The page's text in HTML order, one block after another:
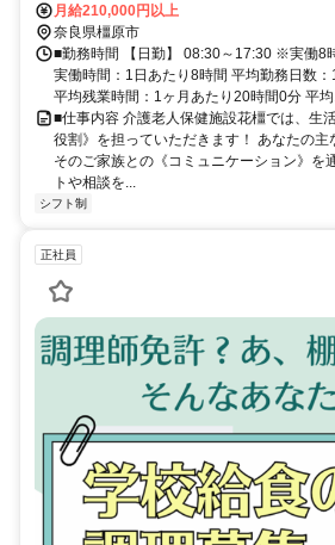
月給210,000円以上
奈良県橿原市
■勤務時間 【日勤】 08:30～17:30 ※実働8
実働時間：1日あたり8時間 平均勤務日数
平均残業時間：1ヶ月あたり20時間0分 平
■仕事内容 介護老人保健施設花橿では、生
役割》を担っていただきます！ あなたの
そのご家族との《コミュニケーション》を
トや相談を...
シフト制
正社員